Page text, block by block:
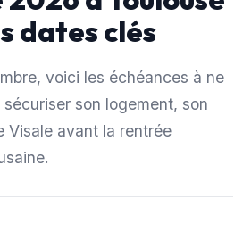
dates clés
voici les échéances à ne
son logement, son
Visale avant la rentrée